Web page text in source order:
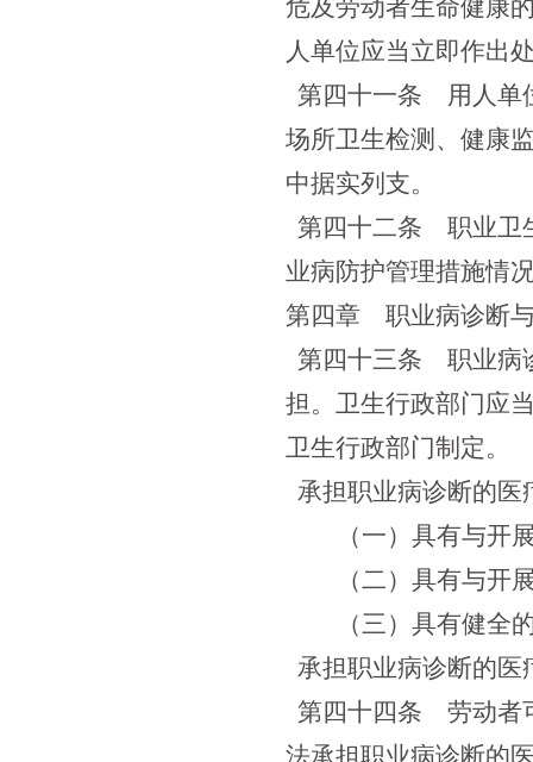
危及劳动者生命健康
人单位应当立即作出
第四十一条 用人单
场所卫生检测、健康
中据实列支。
第四十二条 职业卫
业病防护管理措施情
第四章 职业病诊断
第四十三条 职业病
担。卫生行政部门应
卫生行政部门制定。
承担职业病诊断的医
（一）具有与开
（二）具有与开
（三）具有健全
承担职业病诊断的医
第四十四条 劳动者
法承担职业病诊断的